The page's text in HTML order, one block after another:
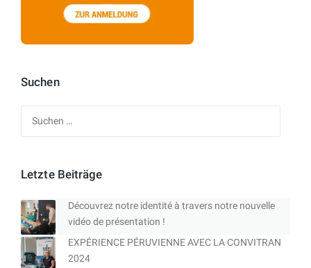
Suchen
Letzte Beiträge
Découvrez notre identité à travers notre nouvelle
vidéo de présentation !
EXPÉRIENCE PÉRUVIENNE AVEC LA CONVITRAN
2024